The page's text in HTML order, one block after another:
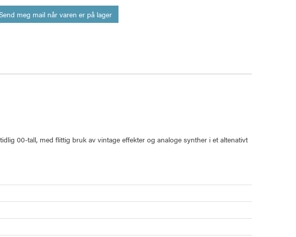
meg mail når varen er på lager
00-tall, med flittig bruk av vintage effekter og analoge synther i et altenativt